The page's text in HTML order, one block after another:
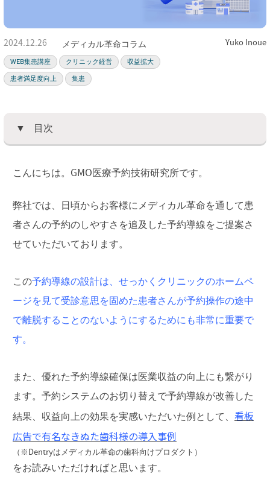
2024.12.26 メディカル革命コラム
WEB集患講座 クリニック経営
収益拡大
患者満足度向上
集患
Yuko Inoue
目次
こんにちは。GMO医療予約技術研究所です。
弊社では、日頃からお客様にメディカル革命を通して患
者さんの予約のしやすさを追及した予約導線をご提案さ
せていただいております。
この予約導線の設計は、せっかくクリニックのホームペ
ージを見て受診意思を固めた患者さんが予約操作の途中
で離脱することのないようにするためにも非常に重要で
す。
また、優れた予約導線確保は医業収益の向上にも繋がり
ます。予約システムのお切り替えで予約導線が改善した
結果、収益向上の効果を実感いただいた例として、 看板
広告で有名なきぬた歯科様の導入事例
（※Dentryはメディカル革命の歯科向けプロダクト）
をお読みいただければと思います。